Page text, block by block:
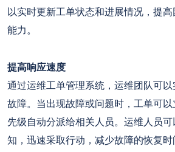
以实时更新工单状态和进展情况，提
能力。
提高响应速度
通过运维工单管理系统，运维团队可
故障。当出现故障或问题时，工单可
先级自动分派给相关人员。运维人员
知，迅速采取行动，减少故障的恢复